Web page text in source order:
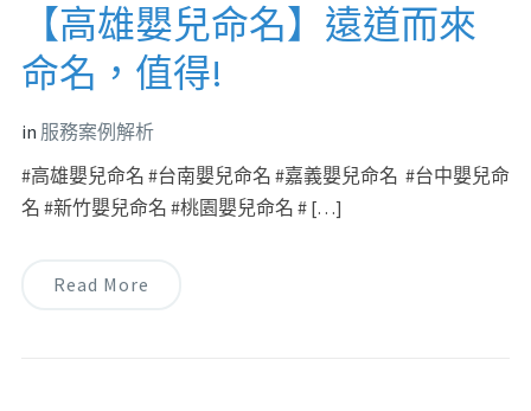
【高雄嬰兒命名】遠道而來
命名，值得!
in 服務案例解析
#高雄嬰兒命名 #台南嬰兒命名 #嘉義嬰兒命名 #台中嬰兒命
名 #新竹嬰兒命名 #桃園嬰兒命名 # […]
Read More